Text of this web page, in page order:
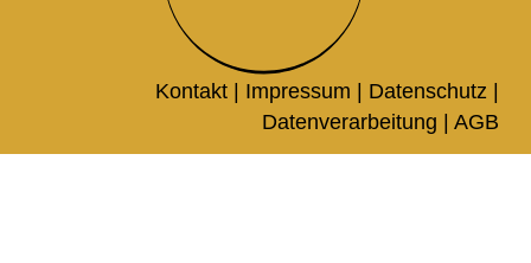
Kontakt | Impressum | Datenschutz |
Datenverarbeitung |AGB